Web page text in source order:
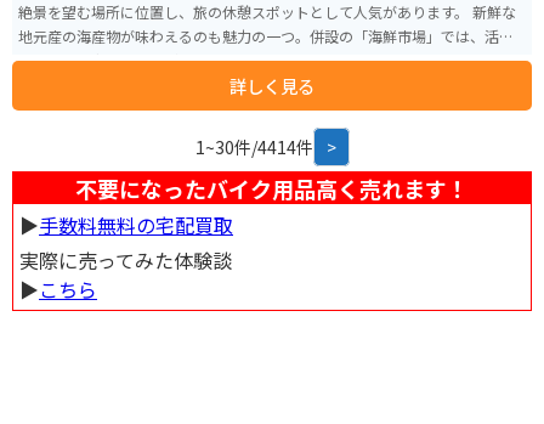
絶景を望む場所に位置し、旅の休憩スポットとして人気があります。 新鮮な
地元産の海産物が味わえるのも魅力の一つ。併設の「海鮮市場」では、活き
の良い魚介類や加工品が販売されており、お土産探しにも最適です。また、
レストランでは、地元でとれた新鮮な食材を使った料理を楽しむことができ
ます。特に、日本海の荒波で育った新鮮な魚介を使った海鮮丼や、鳥海山の
とした駐車場が完備されているので安心です。日本海沿岸を走る国道7号線沿
いに位置しており、ツーリングの休憩地点としても最適です。周辺には、九
十九島や蚶貝塚など、風光明媚な観光スポットも点在しているので、観光拠
点としてもおすすめです。 道の駅 象潟は、雄大な自然と新鮮な海の幸を満喫
できるスポットです。秋田県を訪れた際には、ぜひ立ち寄ってみてくださ
い。
詳しく見る
1~30件/4414件 >
不要になったバイク用品高く売れます！
▶︎手数料無料の宅配買取
実際に売ってみた体験談
▶︎こちら